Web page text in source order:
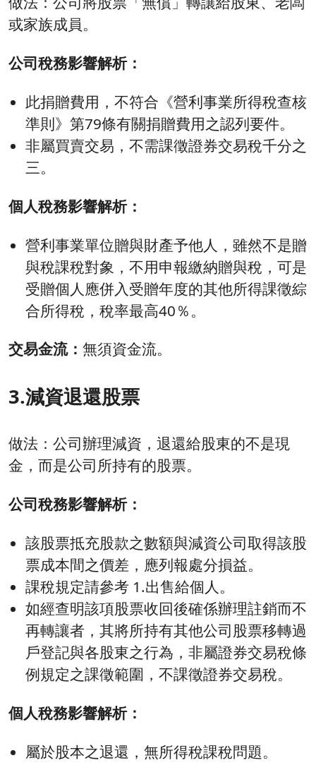
或家族成員。
公司稅務影響解析：
此捐贈費用，不符合《營利事業所得稅查核
準則》第79條有關捐贈費用之認列要件。
非屬買賣交易，不需課徵證券交易稅千分之
三。
個人稅務影響解析：
營利事業單位贈與財產予他人，雖然不是贈
與稅課稅對象，不用申報繳納贈與稅，可是
受贈個人應併入受贈年度的其他所得課徵綜
合所得稅，稅率最高40％。
交易金流： 無須資金流。
3.減資退還股票
做法：公司辦理減資，退還給股東的不是現
金，而是公司所持有的股票。
公司稅務影響解析：
該股票抵充股款之數額與減資公司取得該股
票成本間之價差，應列報處分損益。
課稅規定請參考 1.出售給個人。
如經查明該項股票收回後確係辦理註銷而不
再轉讓者，其將所持有其他公司股票移轉過
戶登記與各股東之行為，非屬證券交易稅條
例規定之課徵範圍，不課徵證券交易稅。
個人稅務影響解析：
屬於股本之退還，無所得稅課稅問題。